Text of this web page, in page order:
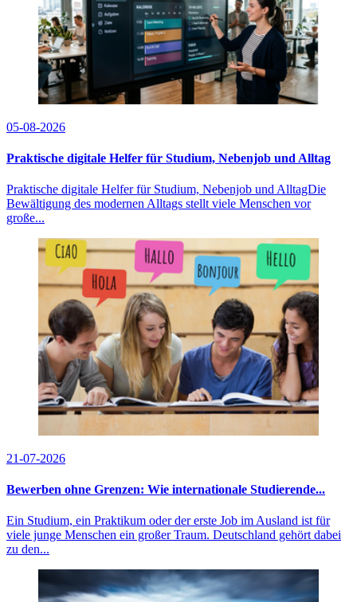
05-08-2026
Praktische digitale Helfer für Studium, Nebenjob und Alltag
Praktische digitale Helfer für Studium, Nebenjob und AlltagDie
Bewältigung des modernen Alltags stellt viele Menschen vor
große...
21-07-2026
Bewerben ohne Grenzen: Wie internationale Studierende...
Ein Studium, ein Praktikum oder der erste Job im Ausland ist für
viele junge Menschen ein großer Traum. Deutschland gehört dabei
zu den...